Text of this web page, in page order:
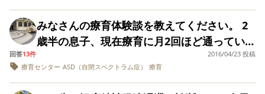
か。 まだまだ勉強不
足で恥ずかしいので
すが、自閉症の幼児
にはどのような療育
生活がオススメか、
皆様の体験談などい
ろいろ教えて頂けた
らと思います。 どう
大事な時期なのではないかと思っています。
とはいえ療育行くと伸びるのか実際比べる術
はありません。 子供にとって負担になるくら
いの回数なのでしょうか。
預かり時間10:00〜12:30。送迎あり。特別な
指導はなし。保育所よりも更に規模が小さく
静かなゆったりした雰囲気。散歩や公園遊
児童発達支援事業所で、【3】は障害児一時預
り替えも早く、情緒は安定しています。人見
知り場所見知りなく、むしろ私がいなくても
平気なタイプです。目はよく合います。 発達
相談センターは、市が運営する療育1本を勧め
る…というより、それしかあり得ないと言わ
わらなかったり甘えてしまったりであまり意
味がないのではないかと少し不安です。（見
学は来月です。） 家でも出先でも私がいると
抱っこ抱っこで甘えてばかりで、、。 せっか
く療育に行っても抱っこで1日の大半が終わら
ないか、泣いて終わらないか不安です。 親子
発語でしたが、現在は普通に働いています。
本題ですが、現在２歳６か月の娘は、発語は
全くなく（喃語はありますが）、それどころ
か言語理解もほとんどないし（「ダメ！」と
みなさんの療育体験談を教えてください。 2
歳半の息子、現在療育に月2回ほど通っていま
す。軽度の自閉症と言われています。 まだ幼
いこともあって本当にこの症状は自閉症な
回答13件
2016/04/23 投稿
療育センター ASD（自閉スペクトラム症） 療育